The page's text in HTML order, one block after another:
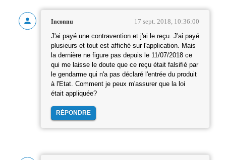
Inconnu 17 sept. 2018, 10:36:00
J'ai payé une contravention et j'ai le reçu. J'ai payé
plusieurs et tout est affiché sur l'application. Mais
la dernière ne figure pas depuis le 11/07/2018 ce
qui me laisse le doute que ce reçu était falsifié par
le gendarme qui n'a pas déclaré l'entrée du produit
à l'Etat. Comment je peux m'assurer que la loi
était appliquée?
RÉPONDRE